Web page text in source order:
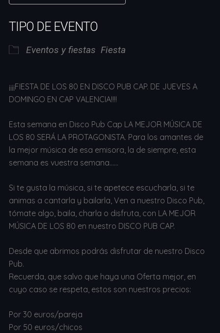
TIPO DE EVENTO
Eventos y fiestas Fiesta
¡¡¡¡FIESTA DE LOS 80 EN DISCO PUB CAP. DE JUEVES A
DOMINGO EN CAP VALENCIA!!!!
Esta semana en Disco Pub Cap LA MEJOR MÚSICA DE
LOS 80 SERÁ LA PROTAGONISTA. Para los amantes de
la mejor música de esa emisora, la de siempre, esta
semana es vuestra semana……
Si te gusta la música, si te apetece escucharla, si te
animas a cantarla y bailarla, Ven a nuestro Disco Pub,
tómate algo, baila, charla o disfruta, con LA MEJOR
MÚSICA DE LOS 80 en nuestro DISCO PUB CAP.
Desde que abrimos podrás disfrutar de nuestro Disco
Pub.
Recuerda, que salvo que haya una Oferta mejor, en
cuyo caso se respeta, estos son nuestros precios:
Por 30 euros/pareja
Por 50 euros/chicos